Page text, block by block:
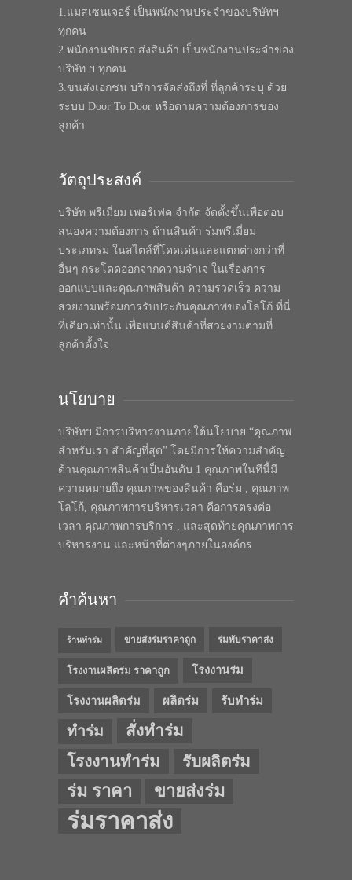
1.แมสเซนเจอร์ เป็นพนักงานประจำของบริษัทฯ
ทุกคน
2.พนักงานขับรถ ส่งสินค้า เป็นพนักงานประจำของ
บริษัท ฯ ทุกคน
3.ขนส่งเอกชน บริการจัดส่งถึงที่ ที่ลูกค้าระบุ ด้วย
ระบบ Door To Door หรือตามความต้องการของ
ลูกค้า
วัตถุประสงค์
บริษัท พรีเมี่ยม เพอร์เฟค จำกัด จัดตั้งขึ้นเพื่อตอบ
สนองความต้องการ ด้านสินค้า ร่มพรีเมี่ยม
ประเภทร่ม ในสไตล์ที่โดดเด่นและแตกต่างกว่าที่
อื่นๆ กระโดดออกจากความจำเจ ในเรื่องการ
ออกแบบและคุณภาพสินค้า ความรวดเร็ว ความ
สวยงามพร้อมการรับประกันคุณภาพของโลโก้ ที่นี่
ที่เดียวเท่านั้น เพื่อแบนด์สินค้าที่สวยงามตามที่
ลูกค้าตั้งใจ
นโยบาย
บริษัทฯ มีการบริหารงานภายใต้นโยบาย “คุณภาพ
สำหรับเรา สำคัญที่สุด” โดยมีการให้ความสำคัญ
ด้านคุณภาพสินค้าเป็นอันดับ 1 คุณภาพในทีนี้มี
ความหมายถึง คุณภาพของสินค้า คือร่ม , คุณภาพ
โลโก้, คุณภาพการบริหารเวลา คือการตรงต่อ
เวลา คุณภาพการบริการ , และสุดท้ายคุณภาพการ
บริหารงาน และหน้าที่ต่างๆภายในองค์กร
คำค้นหา
ร้านทำร่ม ขายส่งร่มราคาถูก ร่มพับราคาส่ง
โรงงานผลิตร่ม ราคาถูก โรงงานร่ม
โรงงานผลิตร่ม ผลิตร่ม รับทำร่ม
ทำร่ม
สั่งทำร่ม
โรงงานทำร่ม
รับผลิตร่ม
ร่ม ราคา ขายส่งร่ม
ร่มราคาส่ง